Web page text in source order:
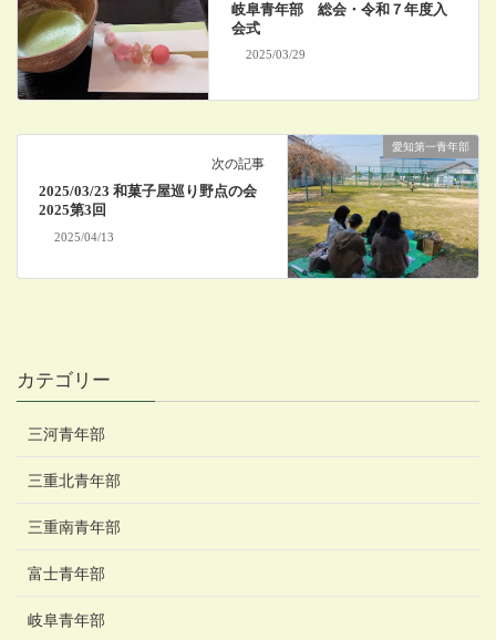
岐阜青年部 総会・令和７年度入
会式
2025/03/29
愛知第一青年部
次の記事
2025/03/23 和菓子屋巡り野点の会
2025第3回
2025/04/13
カテゴリー
三河青年部
三重北青年部
三重南青年部
富士青年部
岐阜青年部